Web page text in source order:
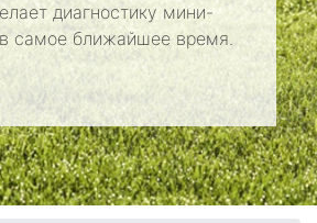
диагностику мини-
в самое ближайшее время.